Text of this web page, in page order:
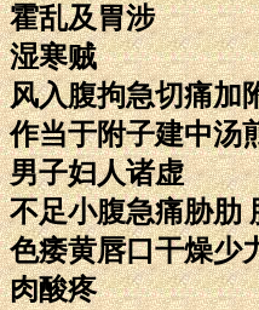
霍乱及胃涉
湿寒贼
风入腹拘急切痛加
作当于附子建中汤
男子妇人诸虚
不足小腹急痛胁肋
色痿黄唇口干燥少
肉酸疼